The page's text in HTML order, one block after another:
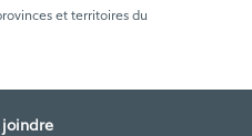
et territoires du
joindre